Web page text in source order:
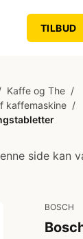
TILBUD
Kaffe og The /
kaffemaskine /
side kan
BOSCH